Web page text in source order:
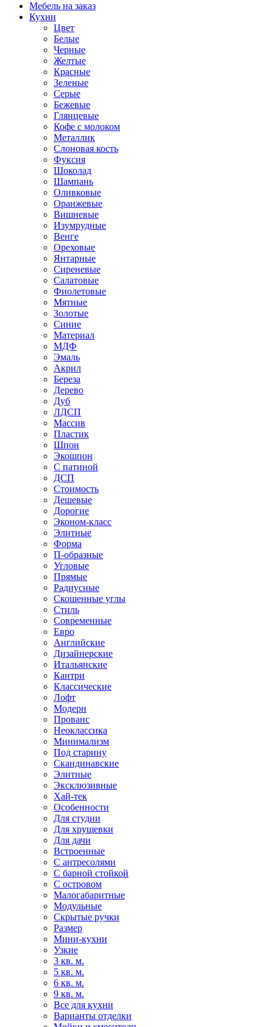
Мебель на заказ
Кухни
Цвет
Белые
Черные
Желтые
Красные
Зеленые
Серые
Бежевые
Глянцевые
Кофе с молоком
Металлик
Слоновая кость
Фуксия
Шоколад
Шампань
Оливковые
Оранжевые
Вишневые
Изумрудные
Венге
Ореховые
Янтарные
Сиреневые
Салатовые
Фиолетовые
Мятные
Золотые
Синие
Материал
МДФ
Эмаль
Акрил
Береза
Дерево
Дуб
ЛДСП
Массив
Пластик
Шпон
Экошпон
С патиной
ДСП
Стоимость
Дешевые
Дорогие
Эконом-класс
Элитные
Форма
П-образные
Угловые
Прямые
Радиусные
Скошенные углы
Стиль
Современные
Евро
Английские
Дизайнерские
Итальянские
Кантри
Классические
Лофт
Модерн
Прованс
Неоклассика
Минимализм
Под старину
Скандинавские
Элитные
Эксклюзивные
Хай-тек
Особенности
Для студии
Для хрущевки
Для дачи
Встроенные
С антресолями
С барной стойкой
С островом
Малогабаритные
Модульные
Скрытые ручки
Размер
Мини-кухни
Узкие
3 кв. м.
5 кв. м.
6 кв. м.
9 кв. м.
Все для кухни
Варианты отделки